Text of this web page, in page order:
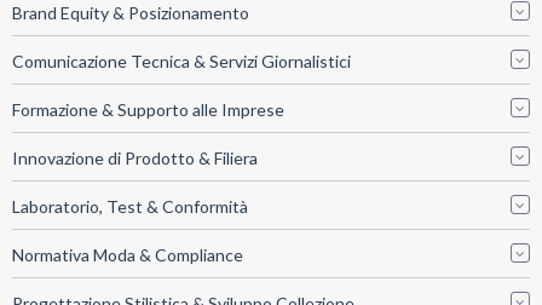
Brand Equity & Posizionamento
Comunicazione Tecnica & Servizi Giornalistici
Formazione & Supporto alle Imprese
Innovazione di Prodotto & Filiera
Laboratorio, Test & Conformità
Normativa Moda & Compliance